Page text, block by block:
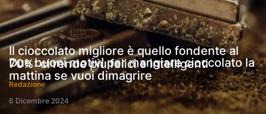
Il cioccolato migliore è quello fondente al
70%: ci rende più felici e intelligenti
Redazione
6 Dicembre 2024
Due buoni motivi per mangiare cioccolato la
mattina se vuoi dimagrire